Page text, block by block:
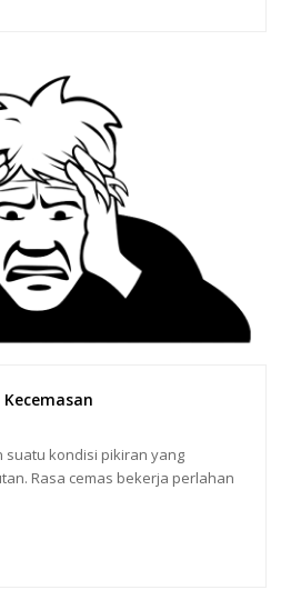
suatu kondisi pikiran yang
Rasa cemas bekerja perlahan